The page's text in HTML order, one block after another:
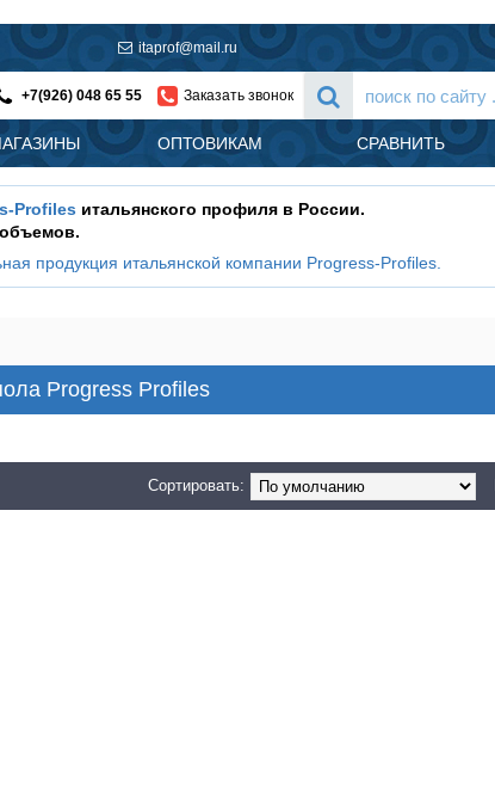
itaprof@mail.ru
+7(926) 048 65 55 Заказать звонок
ОПТОВИКАМ СРАВНИТЬ
Profiles итальянского профиля в России.
продукция итальянской компании Progress-Profiles.
Progress Profiles
Сортировать: